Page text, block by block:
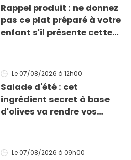
Rappel produit : ne donnez
pas ce plat préparé à votre
enfant s'il présente cette
Le 07/08/2026 à 12h00
Salade d'été : cet
ingrédient secret à base
d'olives va rendre vos
Le 07/08/2026 à 09h00